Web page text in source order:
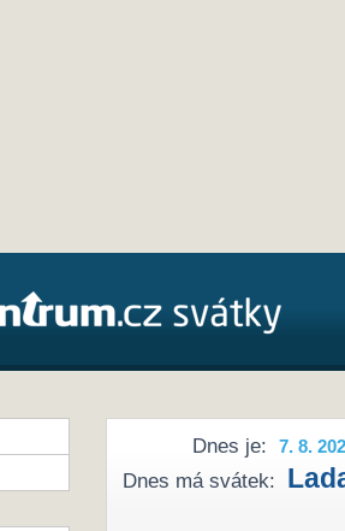
Dnes je: 7. 8.
Dnes má svátek: